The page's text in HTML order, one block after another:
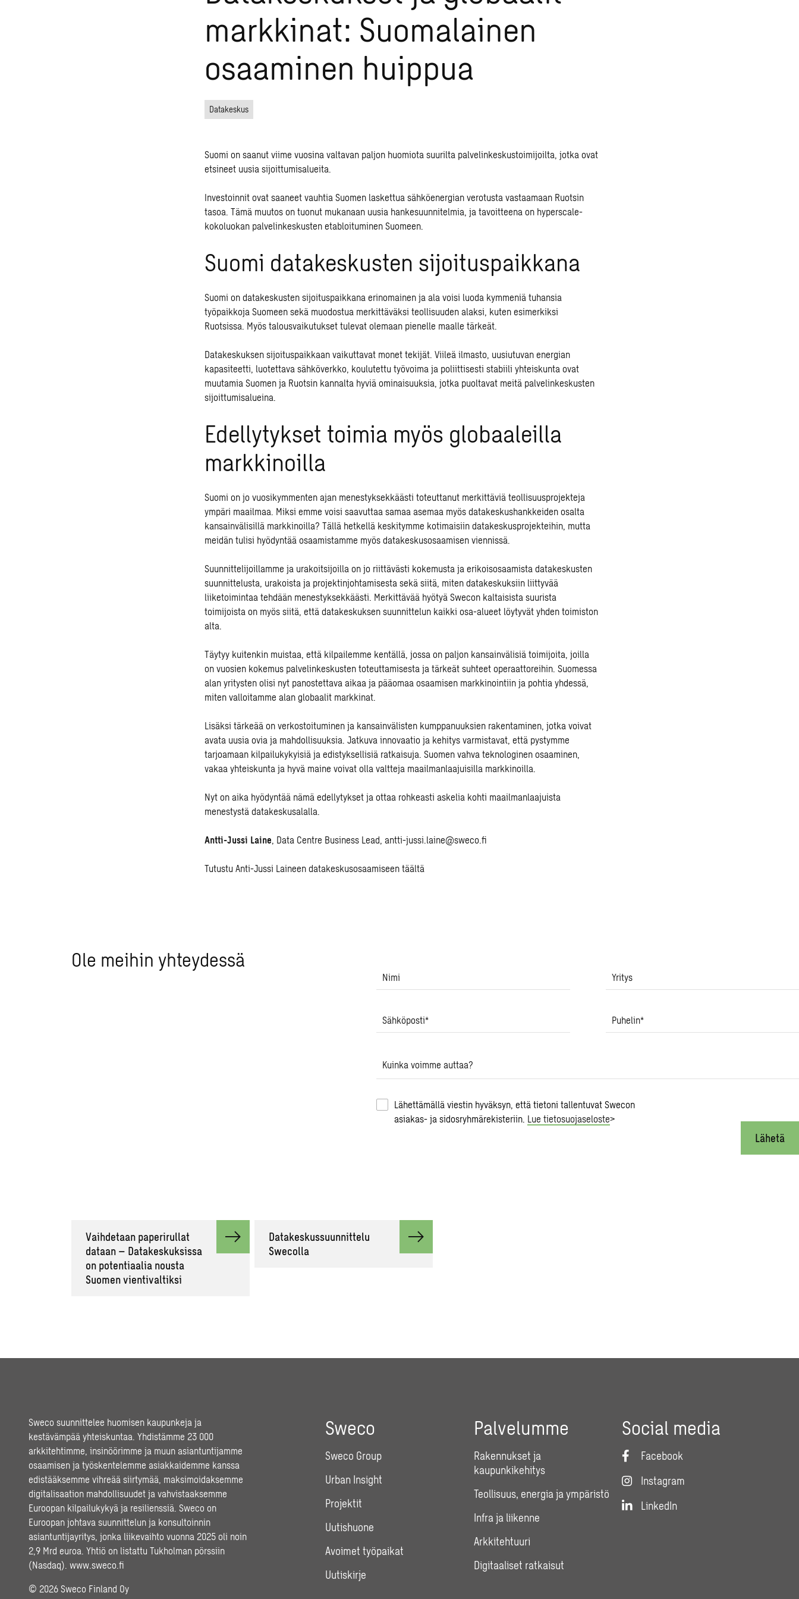
markkinat: Suomalainen
osaaminen huippua
Datakeskus
Suomi on saanut viime vuosina valtavan paljon huomiota suurilta palvelinkeskustoimijoilta, jotka ovat
etsineet uusia sijoittumisalueita.
Investoinnit ovat saaneet vauhtia Suomen laskettua sähköenergian verotusta vastaamaan Ruotsin
tasoa. Tämä muutos on tuonut mukanaan uusia hankesuunnitelmia, ja tavoitteena on hyperscale-
kokoluokan palvelinkeskusten etabloituminen Suomeen.
Suomi datakeskusten sijoituspaikkana
Suomi on datakeskusten sijoituspaikkana erinomainen ja ala voisi luoda kymmeniä tuhansia
työpaikkoja Suomeen sekä muodostua merkittäväksi teollisuuden alaksi, kuten esimerkiksi
Ruotsissa. Myös talousvaikutukset tulevat olemaan pienelle maalle tärkeät.
Datakeskuksen sijoituspaikkaan vaikuttavat monet tekijät. Viileä ilmasto, uusiutuvan energian
kapasiteetti, luotettava sähköverkko, koulutettu työvoima ja poliittisesti stabiili yhteiskunta ovat
muutamia Suomen ja Ruotsin kannalta hyviä ominaisuuksia, jotka puoltavat meitä palvelinkeskusten
sijoittumisalueina.
Edellytykset toimia myös globaaleilla
markkinoilla
Suomi on jo vuosikymmenten ajan menestyksekkäästi toteuttanut merkittäviä teollisuusprojekteja
ympäri maailmaa. Miksi emme voisi saavuttaa samaa asemaa myös datakeskushankkeiden osalta
kansainvälisillä markkinoilla? Tällä hetkellä keskitymme kotimaisiin datakeskusprojekteihin, mutta
meidän tulisi hyödyntää osaamistamme myös datakeskusosaamisen viennissä.
Suunnittelijoillamme ja urakoitsijoilla on jo riittävästi kokemusta ja erikoisosaamista datakeskusten
suunnittelusta, urakoista ja projektinjohtamisesta sekä siitä, miten datakeskuksiin liittyvää
liiketoimintaa tehdään menestyksekkäästi. Merkittävää hyötyä Swecon kaltaisista suurista
toimijoista on myös siitä, että datakeskuksen suunnittelun kaikki osa-alueet löytyvät yhden toimiston
alta.
Täytyy kuitenkin muistaa, että kilpailemme kentällä, jossa on paljon kansainvälisiä toimijoita, joilla
on vuosien kokemus palvelinkeskusten toteuttamisesta ja tärkeät suhteet operaattoreihin. Suomessa
alan yritysten olisi nyt panostettava aikaa ja pääomaa osaamisen markkinointiin ja pohtia yhdessä,
miten valloitamme alan globaalit markkinat.
Lisäksi tärkeää on verkostoituminen ja kansainvälisten kumppanuuksien rakentaminen, jotka voivat
avata uusia ovia ja mahdollisuuksia. Jatkuva innovaatio ja kehitys varmistavat, että pystymme
tarjoamaan kilpailukykyisiä ja edistyksellisiä ratkaisuja. Suomen vahva teknologinen osaaminen,
vakaa yhteiskunta ja hyvä maine voivat olla valtteja maailmanlaajuisilla markkinoilla.
Nyt on aika hyödyntää nämä edellytykset ja ottaa rohkeasti askelia kohti maailmanlaajuista
menestystä datakeskusalalla.
Antti-Jussi Laine, Data Centre Business Lead, antti-jussi.laine@sweco.fi
Tutustu Anti-Jussi Laineen datakeskusosaamiseen täältä
Ole meihin yhteydessä
Nimi Yritys
Sähköposti* Puhelin*
Kuinka voimme auttaa?
Lähettämällä viestin hyväksyn, että tietoni tallentuvat Swecon
asiakas- ja sidosryhmärekisteriin. Lue tietosuojaseloste>
Lähetä
Vaihdetaan paperirullat
dataan – Datakeskuksissa
on potentiaalia nousta
Suomen vientivaltiksi
Datakeskussuunnittelu
Swecolla
Sweco suunnittelee huomisen kaupunkeja ja
kestävämpää yhteiskuntaa. Yhdistämme 23 000
arkkitehtimme, insinöörimme ja muun asiantuntijamme
osaamisen ja työskentelemme asiakkaidemme kanssa
edistääksemme vihreää siirtymää, maksimoidaksemme
digitalisaation mahdollisuudet ja vahvistaaksemme
Euroopan kilpailukykyä ja resilienssiä. Sweco on
Euroopan johtava suunnittelun ja konsultoinnin
asiantuntijayritys, jonka liikevaihto vuonna 2025 oli noin
2,9 Mrd euroa. Yhtiö on listattu Tukholman pörssiin
(Nasdaq). www.sweco.fi
© 2026 Sweco Finland Oy
Sweco
Sweco Group
Urban Insight
Projektit
Uutishuone
Avoimet työpaikat
Uutiskirje
Palvelumme
Rakennukset ja
kaupunkikehitys
Teollisuus, energia ja ympäristö
Infra ja liikenne
Arkkitehtuuri
Digitaaliset ratkaisut
Social media
Facebook
Instagram
LinkedIn